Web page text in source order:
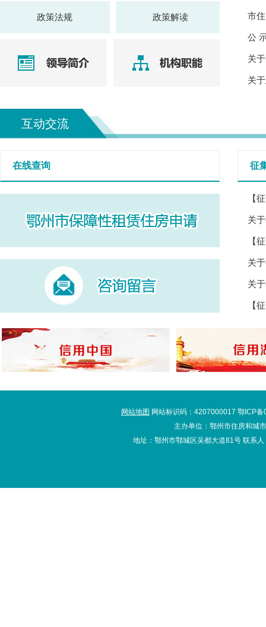
政策法规 政策解读
公
互动交流
在线查询 征
网站地图 网站标识码：4207000017 鄂ICP
主办单位：鄂州市住房和城
地址：鄂州市鄂城区吴都大道81号 联系